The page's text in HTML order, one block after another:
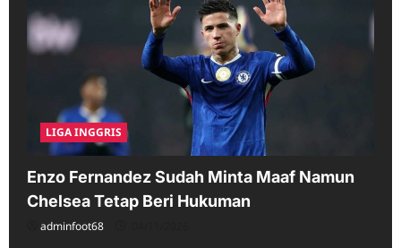
LIGA INGGRIS
Enzo Fernandez Sudah Minta Maaf Namun
Chelsea Tetap Beri Hukuman
adminfoot68